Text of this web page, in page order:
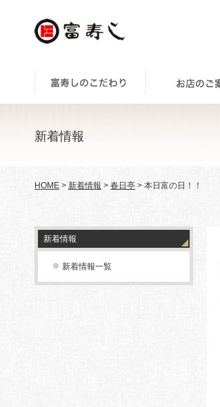
新着情報
HOME > 新着情報 > 春日亭 > 本日富の日！！
新着情報
新着情報一覧